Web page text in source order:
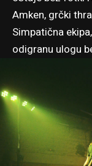
Amken, grčki
Simpatična
odigranu ulogu